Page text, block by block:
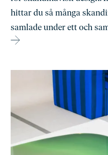
hittar du så många
samlade under ett och
→